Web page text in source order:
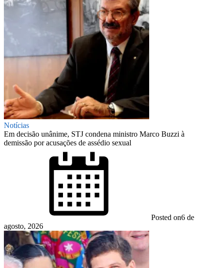
Notícias
Em decisão unânime, STJ condena ministro Marco Buzzi à
demissão por acusações de assédio sexual
Posted on6 de
agosto, 2026